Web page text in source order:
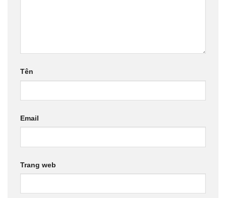
Tên
Email
Trang web